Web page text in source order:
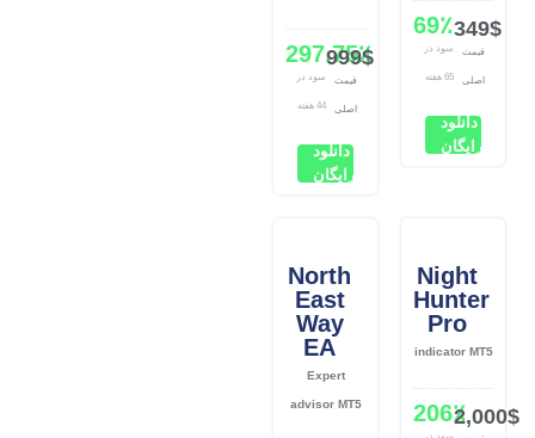
297.75٪
سود در
44 هفته
999$
قیمت
اصلی
دانلود
رایگان
69٪
سود در
65 هفته
349$
قیمت
اصلی
دانلود
رایگان
North
East
Way
EA
Expert
advisor MT5
Night
Hunter
Pro
indicator MT5
206٪2,000$